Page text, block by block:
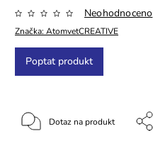
Značka: AtomvetCREATIVE
Neohodnoceno
Poptat produkt
Dotaz na produkt